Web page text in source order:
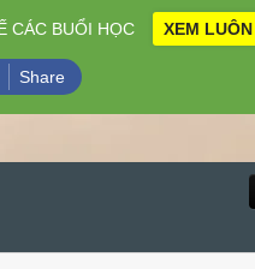
CÁC BUỔI HỌC XEM LUÔN
Share